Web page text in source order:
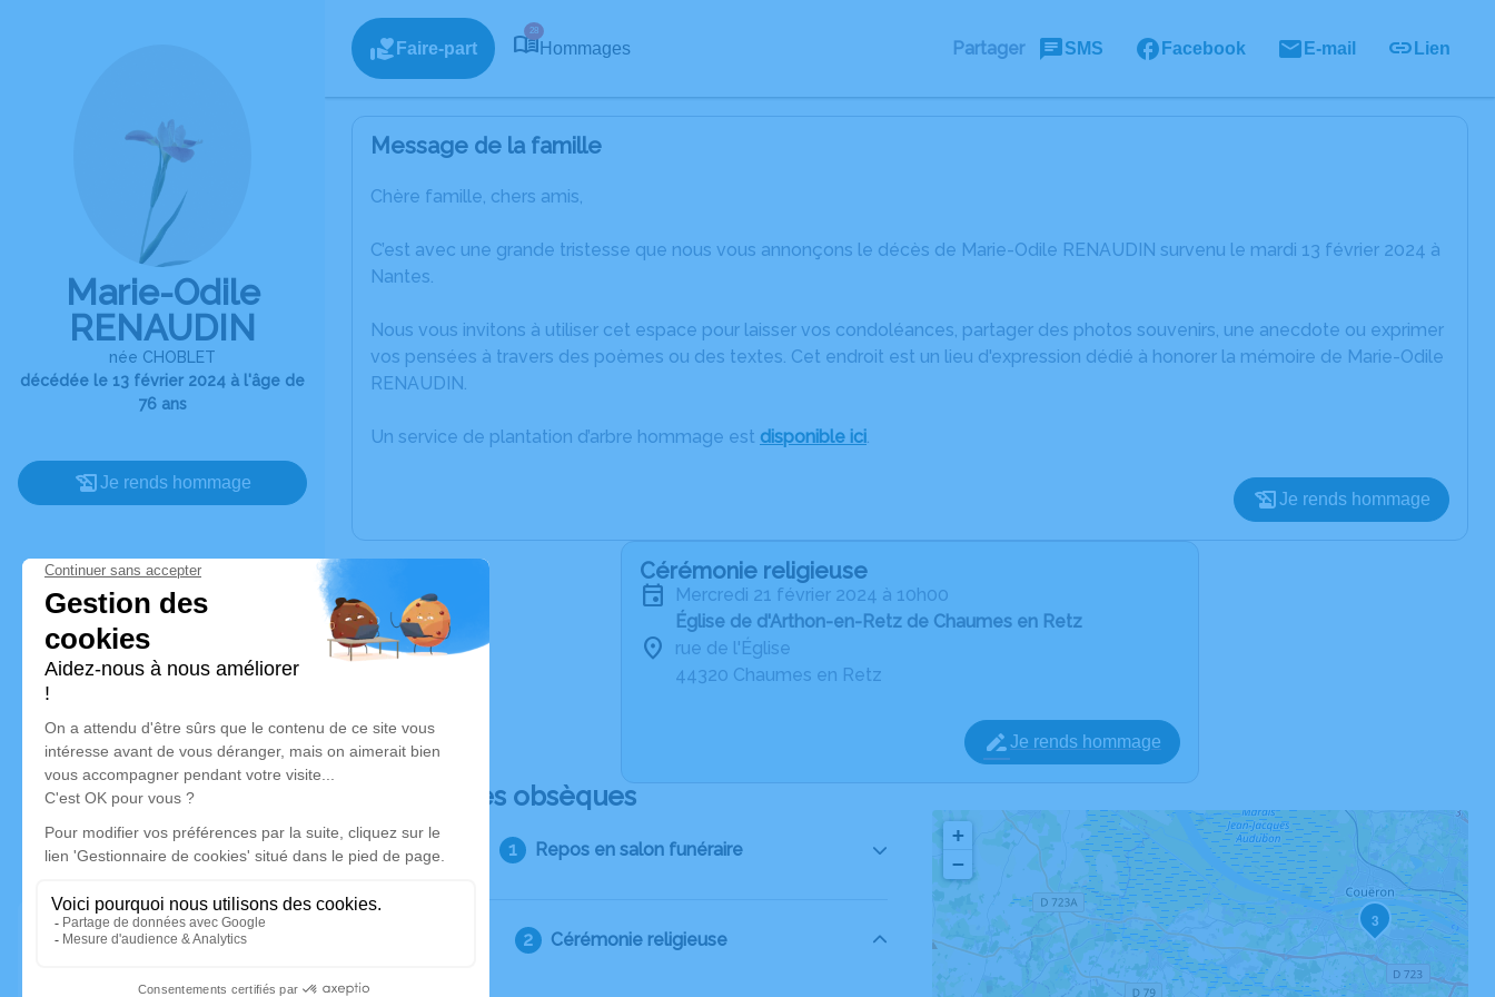
Marie-Odile
RENAUDIN
née CHOBLET
décédée le 13 février 2024 à l'âge de
76 ans
Je rends hommage
Faire-part
28
Hommages Partager SMS Facebook E-mail Lien
Message de la famille
Chère famille, chers amis,
C’est avec une grande tristesse que nous vous annonçons le décès de Marie-Odile RENAUDIN survenu le mardi 13 février 2024 à
Nantes.
Nous vous invitons à utiliser cet espace pour laisser vos condoléances, partager des photos souvenirs, une anecdote ou exprimer
vos pensées à travers des poèmes ou des textes. Cet endroit est un lieu d'expression dédié à honorer la mémoire de Marie-Odile
RENAUDIN.
Un service de plantation d’arbre hommage est disponible ici.
Je rends hommage
Cérémonie religieuse
mercredi 21 février 2024 à 10h00
Église de d'Arthon-en-Retz de Chaumes en Retz
rue de l'Église
44320 Chaumes en Retz
Je rends hommage
Déroulé des obsèques
Repos en salon funéraire
Cérémonie religieuse
3
+
−